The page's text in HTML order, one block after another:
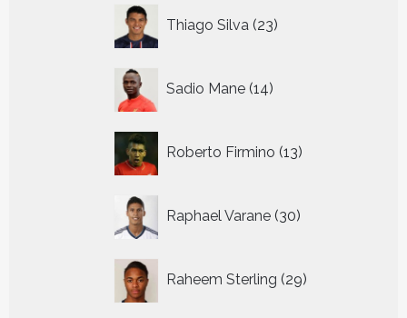
Thiago Silva 23
producten
Sadio Mane 14
producten
Roberto Firmino 13
producten
Raphael Varane 30
producten
Raheem Sterling 29
producten